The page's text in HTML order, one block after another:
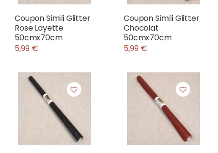
Coupon Simili Glitter
Rose Layette
50cmx70cm
5,99 €
Coupon Simili Glitter
Chocolat
50cmx70cm
5,99 €